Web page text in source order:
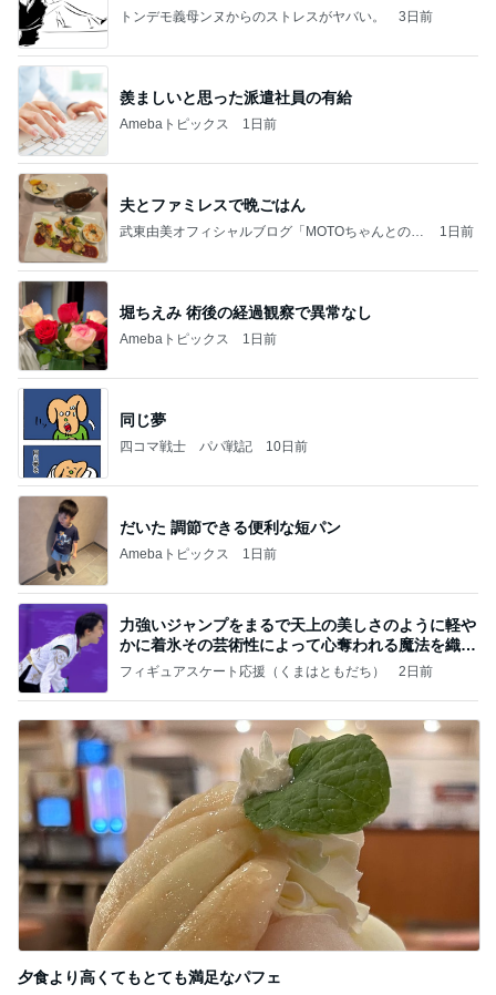
トンデモ義母ンヌからのストレスがヤバい。 3日前
羨ましいと思った派遣社員の有給
Amebaトピックス 1日前
夫とファミレスで晩ごはん
武東由美オフィシャルブログ「MOTOちゃんとのは
1日前
堀ちえみ 術後の経過観察で異常なし
Amebaトピックス 1日前
同じ夢
四コマ戦士 パパ戦記 10日前
だいた 調節できる便利な短パン
Amebaトピックス 1日前
力強いジャンプをまるで天上の美しさのように軽や
かに着氷その芸術性によって心奪われる魔法を織り
なす
フィギュアスケート応援（くまはともだち） 2日前
夕食より高くてもとても満足なパフェ